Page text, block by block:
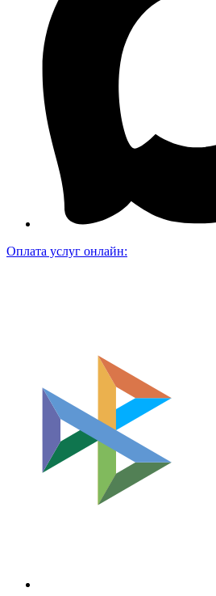
Оплата услуг онлайн: